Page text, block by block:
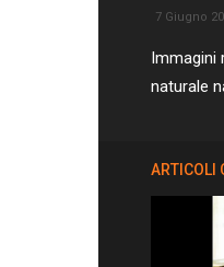
7 Giugno
Immagini
naturale
ARTICOLI